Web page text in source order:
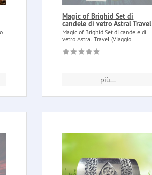
Magic of Brighid Set di
candele di vetro Astral Travel
Magic of Brighid Set di candele di
vetro Astral Travel (Viaggio...
più...